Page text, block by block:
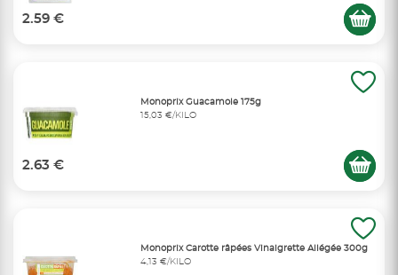
2.59 €
Monoprix Guacamole 175g
15,03 €/KILO
2.63 €
Monoprix Carotte râpées Vinaigrette Allégée 300g
4,13 €/KILO